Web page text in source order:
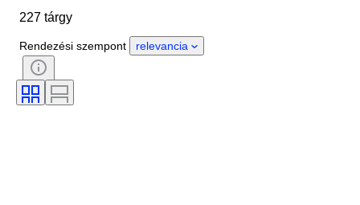
Tárgy
Nem
Időszak
Tanúsítvány
Stílus
Kiadás
227 tárgy
Rendezési szempont relevancia